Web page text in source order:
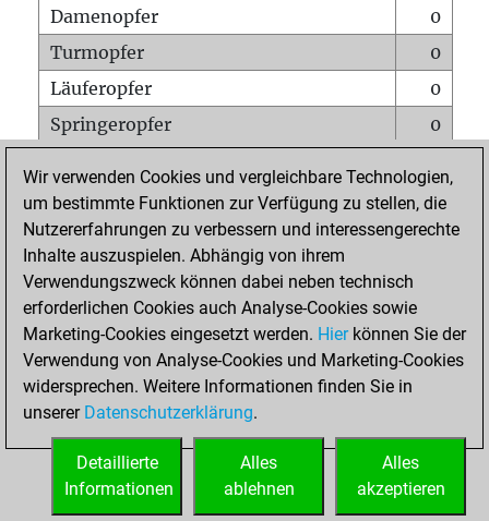
Damenopfer
0
Turmopfer
0
Läuferopfer
0
Springeropfer
0
Matt auf vollem Brett
0
Bauer setzt Matt
0
Erstickte Matts
Unterverwandlungen
Türme auf der siebten
0
STARTSEITE
Wir verwenden Cookies und vergleichbare Technologien,
um bestimmte Funktionen zur Verfügung zu stellen, die
Nutzererfahrungen zu verbessern und interessengerechte
Inhalte auszuspielen. Abhängig von ihrem
Verwendungszweck können dabei neben technisch
erforderlichen Cookies auch Analyse-Cookies sowie
Marketing-Cookies eingesetzt werden. Hierkönnen Sie der
Verwendung von Analyse-Cookies und Marketing-Cookies
widersprechen. Weitere Informationen finden Sie in
unserer Datenschutzerklärung.
Alles
akzeptieren
Alles
ablehnen
Detaillierte
Informationen